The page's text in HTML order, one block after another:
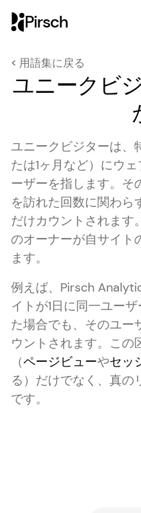
Pirsch
< 用語集に戻る
ユニークビ
ユニークビジターは、
たは1ヶ月など）にウ
ーザーを指します。そ
を訪れた回数に関わら
だけカウントされます
のオーナーが自サイト
ます。
例えば、Pirsch
イトが1日に同一ユー
た場合でも、そのユー
ウントされます。この
（ページビューやセッ
る）だけでなく、真の
です。